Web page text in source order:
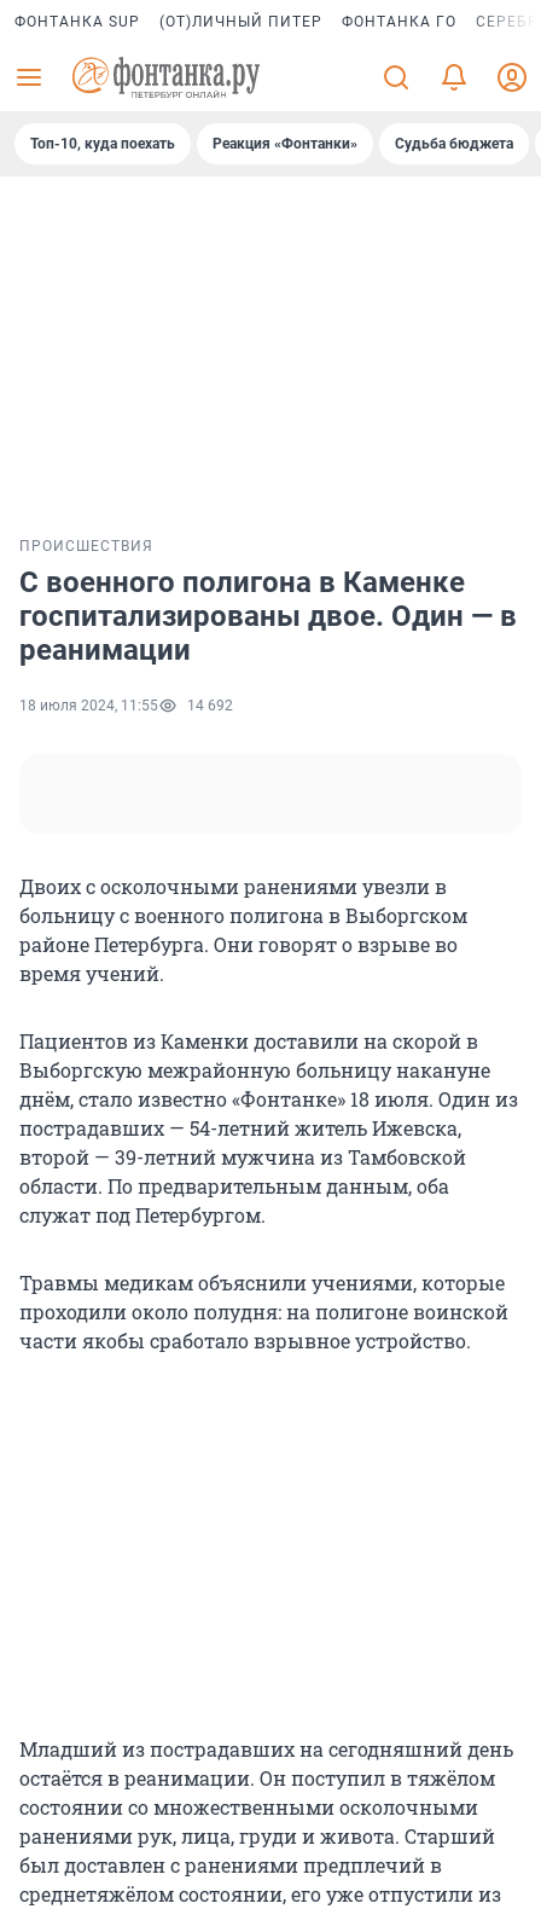
ФОНТАНКА SUP (ОТ)ЛИЧНЫЙ ПИТЕР ФОНТАНКА ГО
Топ-10, куда поехать Реакция «Фонтанки» Судьба бюджета
ПРОИСШЕСТВИЯ
С военного полигона в Каменке
госпитализированы двое. Один — в
реанимации
18 июля 2024, 11:55 14 692
Двоих с осколочными ранениями увезли в
больницу с военного полигона в Выборгском
районе Петербурга. Они говорят о взрыве во
время учений.
Пациентов из Каменки доставили на скорой в
Выборгскую межрайонную больницу накануне
днём, стало известно «Фонтанке» 18 июля. Один из
пострадавших — 54-летний житель Ижевска,
второй — 39-летний мужчина из Тамбовской
области. По предварительным данным, оба
служат под Петербургом.
Травмы медикам объяснили учениями, которые
проходили около полудня: на полигоне воинской
части якобы сработало взрывное устройство.
Младший из пострадавших на сегодняшний день
остаётся в реанимации. Он поступил в тяжёлом
состоянии со множественными осколочными
ранениями рук, лица, груди и живота. Старший
был доставлен с ранениями предплечий в
среднетяжёлом состоянии, его уже отпустили из